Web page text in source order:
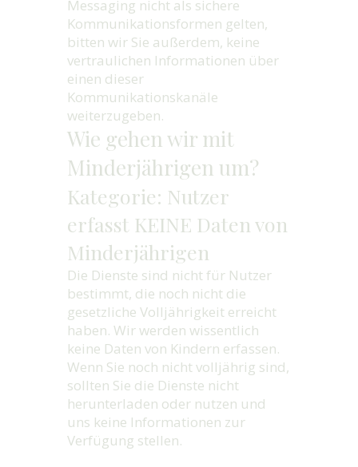
Messaging nicht als sichere
Kommunikationsformen gelten,
bitten wir Sie außerdem, keine
vertraulichen Informationen über
einen dieser
Kommunikationskanäle
weiterzugeben.
Wie gehen wir mit
Minderjährigen um?
Kategorie: Nutzer
erfasst KEINE Daten von
Minderjährigen
Die Dienste sind nicht für Nutzer
bestimmt, die noch nicht die
gesetzliche Volljährigkeit erreicht
haben. Wir werden wissentlich
keine Daten von Kindern erfassen.
Wenn Sie noch nicht volljährig sind,
sollten Sie die Dienste nicht
herunterladen oder nutzen und
uns keine Informationen zur
Verfügung stellen.